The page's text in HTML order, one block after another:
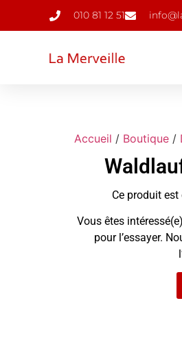
010 81 12 51
Accueil / Boutique/
Ce produit
Vous êtes
pour l’essayer.